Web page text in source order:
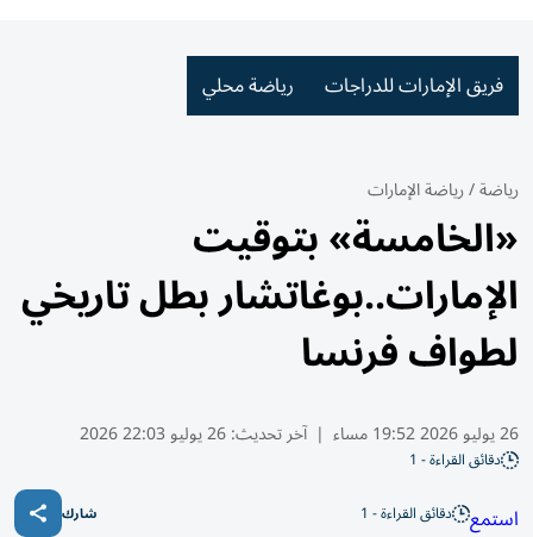
فريق الإمارات للدراجات رياضة محلي
رياضة/رياضة الإمارات
«الخامسة» بتوقيت
الإمارات..بوغاتشار بطل تاريخي
لطواف فرنسا
26 يوليو 2026 19:52 مساء | آخر تحديث:26 يوليو 22:03 2026
دقائق القراءة - 1
استمع دقائق القراءة - 1 شارك